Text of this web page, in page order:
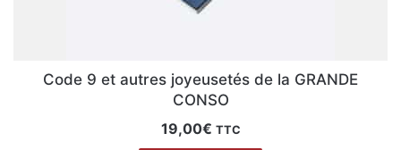
Code 9 et autres joyeusetés de la GRANDE
CONSO
19,00€ TTC